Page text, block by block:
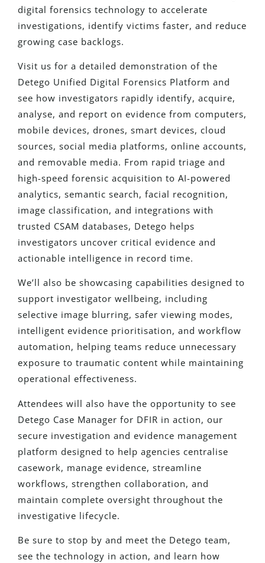
digital forensics technology to accelerate
investigations, identify victims faster, and reduce
growing case backlogs.
Visit us for a detailed demonstration of the
Detego Unified Digital Forensics Platform and
see how investigators rapidly identify, acquire,
analyse, and report on evidence from computers,
mobile devices, drones, smart devices, cloud
sources, social media platforms, online accounts,
and removable media. From rapid triage and
high-speed forensic acquisition to AI-powered
analytics, semantic search, facial recognition,
image classification, and integrations with
trusted CSAM databases, Detego helps
investigators uncover critical evidence and
actionable intelligence in record time.
We’ll also be showcasing capabilities designed to
support investigator wellbeing, including
selective image blurring, safer viewing modes,
intelligent evidence prioritisation, and workflow
automation, helping teams reduce unnecessary
exposure to traumatic content while maintaining
operational effectiveness.
Attendees will also have the opportunity to see
Detego Case Manager for DFIR in action, our
secure investigation and evidence management
platform designed to help agencies centralise
casework, manage evidence, streamline
workflows, strengthen collaboration, and
maintain complete oversight throughout the
investigative lifecycle.
Be sure to stop by and meet the Detego team,
see the technology in action, and learn how